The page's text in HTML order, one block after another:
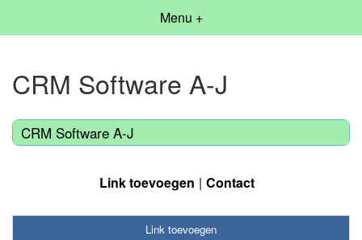
Menu +
CRM Software A-J
CRM Software A-J
Link toevoegen Contact
Link toevoegen